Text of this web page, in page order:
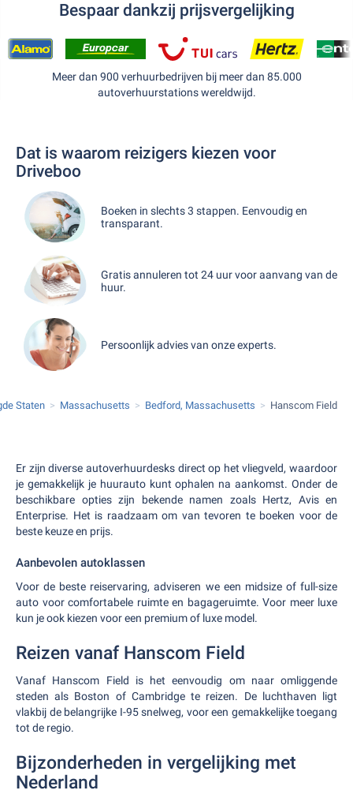
Bespaar dankzij prijsvergelijking
Meer dan 900 verhuurbedrijven bij meer dan 85.000
autoverhuurstations wereldwijd.
Dat is waarom reizigers kiezen voor
Driveboo
Boeken in slechts 3 stappen. Eenvoudig en
transparant.
Gratis annuleren tot 24 uur voor aanvang van de
huur.
Persoonlijk advies van onze experts.
Staten Massachusetts Bedford, Massachusetts Hanscom Field
Er zijn diverse autoverhuurdesks direct op het vliegveld, waardoor
je gemakkelijk je huurauto kunt ophalen na aankomst. Onder de
beschikbare opties zijn bekende namen zoals Hertz, Avis en
Enterprise. Het is raadzaam om van tevoren te boeken voor de
beste keuze en prijs.
Aanbevolen autoklassen
Voor de beste reiservaring, adviseren we een midsize of full-size
auto voor comfortabele ruimte en bagageruimte. Voor meer luxe
kun je ook kiezen voor een premium of luxe model.
Reizen vanaf Hanscom Field
Vanaf Hanscom Field is het eenvoudig om naar omliggende
steden als Boston of Cambridge te reizen. De luchthaven ligt
vlakbij de belangrijke I-95 snelweg, voor een gemakkelijke toegang
tot de regio.
Bijzonderheden in vergelijking met
Nederland